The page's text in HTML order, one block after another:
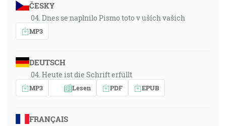
ČESKY
04. Dnes se naplnilo Pismo toto v uších vašich
MP3
DEUTSCH
04. Heute ist die Schrift erfüllt
MP3 Lesen PDF EPUB
FRANÇAIS